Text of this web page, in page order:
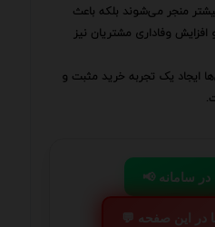
منجر می‌شوند بلکه باعث
وفاداری مشتریان نیز
ایجاد یک تجربه خرید مثبت و
در سامانه
در این صفحه